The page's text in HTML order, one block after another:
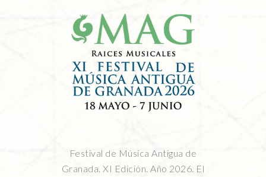
Festival de Música Antigua de
Granada. XI Edición. Año 2026. El